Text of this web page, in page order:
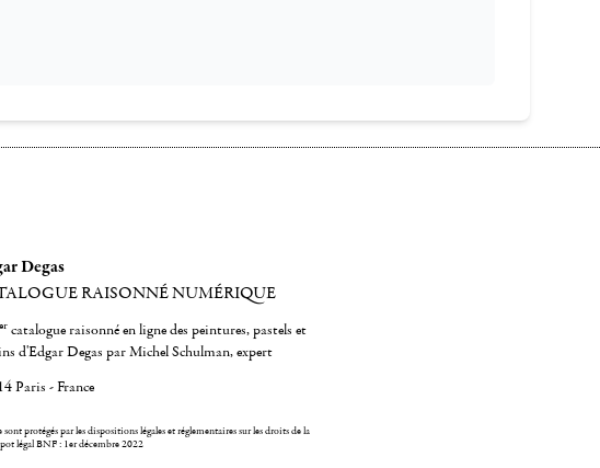
Degas
RAISONNÉ NUMÉRIQUE
er catalogue raisonné en ligne des peintures, pastels et
d'Edgar Degas par Michel Schulman, expert
Paris - France
sont protégés par les dispositions légales et réglementaires sur les droits de la
légal BNF : 1er décembre 2022